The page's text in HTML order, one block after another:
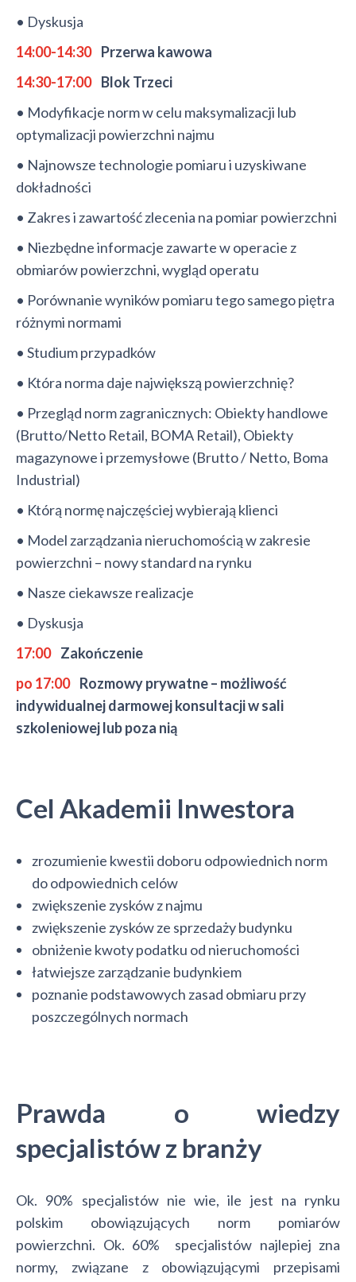
• Dyskusja
14:00-14:30 Przerwa kawowa
14:30-17:00 Blok Trzeci
• Modyfikacje norm w celu maksymalizacji lub
optymalizacji powierzchni najmu
• Najnowsze technologie pomiaru i uzyskiwane
dokładności
• Zakres i zawartość zlecenia na pomiar powierzchni
• Niezbędne informacje zawarte w operacie z
obmiarów powierzchni, wygląd operatu
• Porównanie wyników pomiaru tego samego piętra
różnymi normami
• Studium przypadków
• Która norma daje największą powierzchnię?
• Przegląd norm zagranicznych: Obiekty handlowe
(Brutto/Netto Retail, BOMA Retail), Obiekty
magazynowe i przemysłowe (Brutto / Netto, Boma
Industrial)
• Którą normę najczęściej wybierają klienci
• Model zarządzania nieruchomością w zakresie
powierzchni – nowy standard na rynku
• Nasze ciekawsze realizacje
• Dyskusja
17:00 Zakończenie
po 17:00 Rozmowy prywatne – możliwość
indywidualnej darmowej konsultacji w sali
szkoleniowej lub poza nią
Cel Akademii Inwestora
zrozumienie kwestii doboru odpowiednich norm
do odpowiednich celów
zwiększenie zysków z najmu
zwiększenie zysków ze sprzedaży budynku
obniżenie kwoty podatku od nieruchomości
łatwiejsze zarządzanie budynkiem
poznanie podstawowych zasad obmiaru przy
poszczególnych normach
Prawda o wiedzy
specjalistów z branży
Ok. 90% specjalistów nie wie, ile jest na rynku
polskim obowiązujących norm pomiarów
powierzchni. Ok. 60% specjalistów najlepiej zna
normy, związane z obowiązującymi przepisami